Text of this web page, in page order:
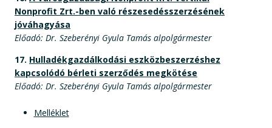
Nonprofit Zrt.-ben való részesedésszerzésének
jóváhagyása
Előadó: Dr. Szeberényi Gyula Tamás alpolgármester
17. Hulladékgazdálkodási eszközbeszerzéshez
kapcsolódó bérleti szerződés megkötése
Előadó: Dr. Szeberényi Gyula Tamás alpolgármester
Melléklet